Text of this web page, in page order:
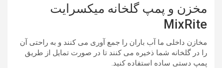
مخزن و پمپ گلخانه میکسرایت
MixRite
مخازن داخلی ما آب باران را جمع آوری می کنند و به راحتی آن
را در گلخانه شما ذخیره می کنند تا در صورت تمایل از طریق
پمپ دستی ساده استفاده کنید.